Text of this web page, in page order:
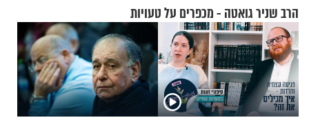
הרב שניר גואטה - מכפרים על טעויות